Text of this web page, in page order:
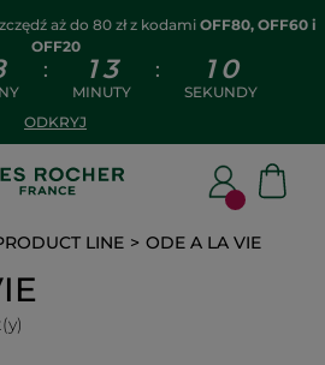
aż do 80 zł z kodami OFF80, OFF60 i
OFF20
: 1 3
MINUTY
: 1 0
SEKUNDY
ODKRYJ
LINE ODE A LA VIE